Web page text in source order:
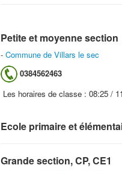
Petite et moyenne section
- Commune de Villars le sec
0384562463
Les horaires de classe : 08:25 /
Ecole primaire et
Grande section, CP, CE1